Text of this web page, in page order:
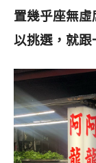
置幾乎座無
以挑選，就